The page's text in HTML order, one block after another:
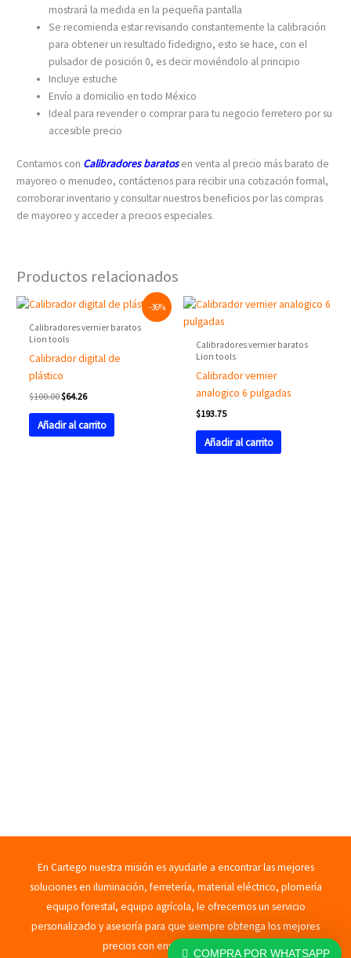
COMPRA POR WHATSAPP
mostrará la medida en la pequeña pantalla
Se recomienda estar revisando constantemente la calibración
para obtener un resultado fidedigno, esto se hace, con el
pulsador de posición 0, es decir moviéndolo al principio
Incluye estuche
Envío a domicilio en todo México
Ideal para revender o comprar para tu negocio ferretero por su
accesible precio
Contamos con Calibradores baratos en venta al precio más barato de
mayoreo o menudeo, contáctenos para recibir una cotización formal,
corroborar inventario y consultar nuestros beneficios por las compras
de mayoreo y acceder a precios especiales.
Productos relacionados
-36%
Calibradores vernier baratos
Lion tools
Calibrador digital de
plástico
$100.00
Original
was:
$100.00.
$64.26
Current
price
is:
Añadir al carrito
Calibradores vernier baratos
Lion tools
Calibrador vernier
analogico 6 pulgadas
$193.75
Añadir al carrito
En Cartego nuestra misión es ayudarle a encontrar las mejores
soluciones en iluminación, ferretería, material eléctrico, plomería
equipo forestal, equipo agrícola, le ofrecemos un servicio
personalizado y asesoría para que siempre obtenga los mejores
precios con envíos rápidos. 2023